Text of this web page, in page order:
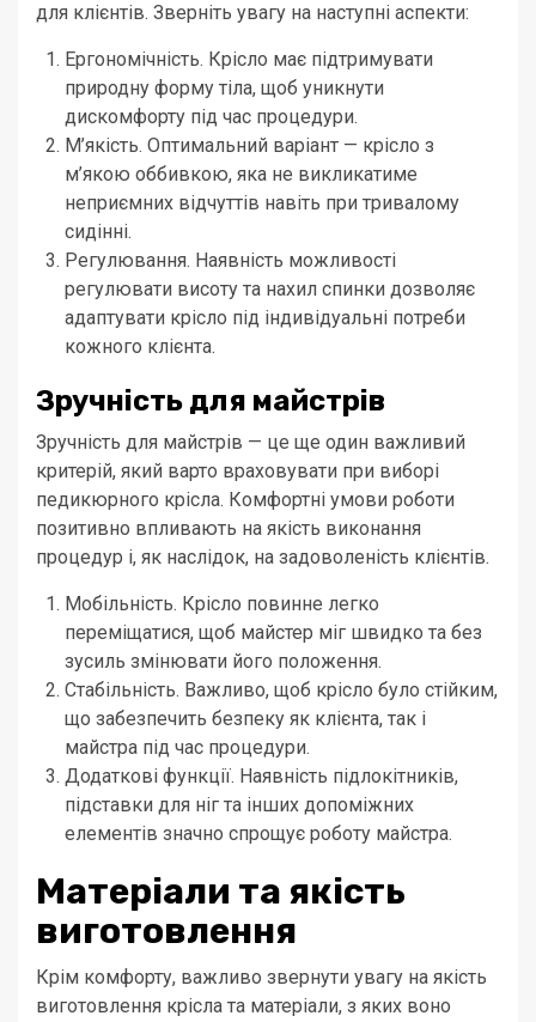
для клієнтів. Зверніть увагу на наступні аспекти:
Ергономічність. Крісло має підтримувати
природну форму тіла, щоб уникнути
дискомфорту під час процедури.
М’якість. Оптимальний варіант — крісло з
м’якою оббивкою, яка не викликатиме
неприємних відчуттів навіть при тривалому
сидінні.
Регулювання. Наявність можливості
регулювати висоту та нахил спинки дозволяє
адаптувати крісло під індивідуальні потреби
кожного клієнта.
Зручність для майстрів
Зручність для майстрів — це ще один важливий
критерій, який варто враховувати при виборі
педикюрного крісла. Комфортні умови роботи
позитивно впливають на якість виконання
процедур і, як наслідок, на задоволеність клієнтів.
Мобільність. Крісло повинне легко
переміщатися, щоб майстер міг швидко та без
зусиль змінювати його положення.
Стабільність. Важливо, щоб крісло було стійким,
що забезпечить безпеку як клієнта, так і
майстра під час процедури.
Додаткові функції. Наявність підлокітників,
підставки для ніг та інших допоміжних
елементів значно спрощує роботу майстра.
Матеріали та якість
виготовлення
Крім комфорту, важливо звернути увагу на якість
виготовлення крісла та матеріали, з яких воно